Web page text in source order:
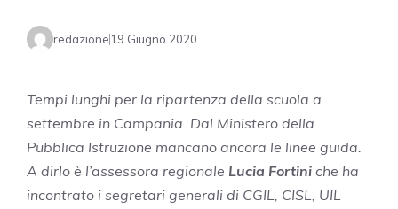
redazione 19 Giugno 2020
Tempi lunghi per la ripartenza della scuola a
settembre in Campania. Dal Ministero della
Pubblica Istruzione mancano ancora le linee guida.
A dirlo è l’assessora regionale Lucia Fortini che ha
incontrato i segretari generali di CGIL, CISL, UIL